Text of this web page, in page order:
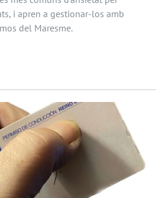
i apren a gestionar-los amb
del Maresme.